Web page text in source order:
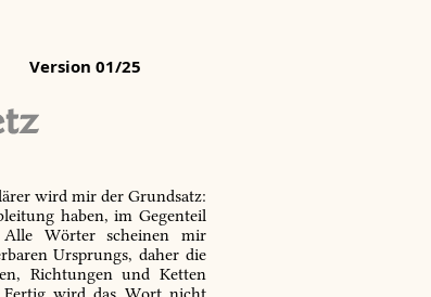
Version 01/25
wird mir der Grundsatz:
haben, im Gegenteil
Wörter scheinen mir
Ursprungs, daher die
Richtungen und Ketten